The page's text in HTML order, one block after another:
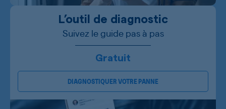
L’outil de diagnostic
Suivez le guide pas à pas
Gratuit
DIAGNOSTIQUER VOTRE PANNE